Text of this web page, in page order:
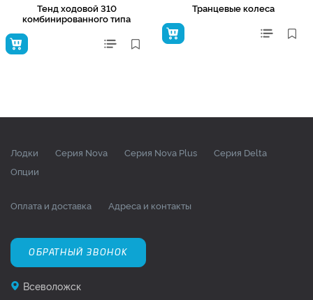
Тенд ходовой 310
комбинированного типа
Транцевые колеса
Лодки Серия Nova Серия Nova Plus
Серия Delta
Опции
Оплата и доставка Адреса и контакты
ОБРАТНЫЙ ЗВОНОК
Всеволожск